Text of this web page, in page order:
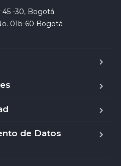
45 -30, Bogotá
01b-60 Bogotá
de Datos